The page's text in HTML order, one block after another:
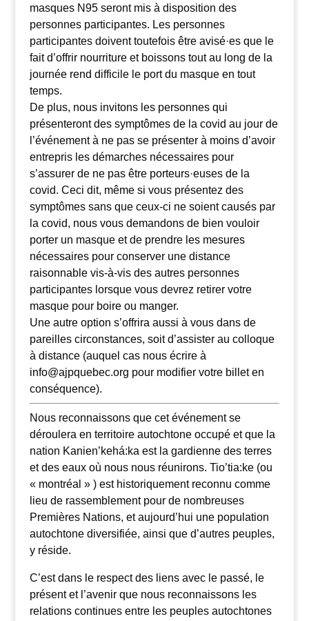
masques N95 seront mis à disposition des
personnes participantes. Les personnes
participantes doivent toutefois être avisé·es que le
fait d’offrir nourriture et boissons tout au long de la
journée rend difficile le port du masque en tout
temps.
De plus, nous invitons les personnes qui
présenteront des symptômes de la covid au jour de
l’événement à ne pas se présenter à moins d’avoir
entrepris les démarches nécessaires pour
s’assurer de ne pas être porteurs·euses de la
covid. Ceci dit, même si vous présentez des
symptômes sans que ceux-ci ne soient causés par
la covid, nous vous demandons de bien vouloir
porter un masque et de prendre les mesures
nécessaires pour conserver une distance
raisonnable vis-à-vis des autres personnes
participantes lorsque vous devrez retirer votre
masque pour boire ou manger.
Une autre option s’offrira aussi à vous dans de
pareilles circonstances, soit d’assister au colloque
à distance (auquel cas nous écrire à
info@ajpquebec.org pour modifier votre billet en
conséquence).
Nous reconnaissons que cet événement se
déroulera en territoire autochtone occupé et que la
nation Kanien’kehá:ka est la gardienne des terres
et des eaux où nous nous réunirons. Tio’tia:ke (ou
« montréal » ) est historiquement reconnu comme
lieu de rassemblement pour de nombreuses
Premières Nations, et aujourd’hui une population
autochtone diversifiée, ainsi que d’autres peuples,
y réside.
C’est dans le respect des liens avec le passé, le
présent et l’avenir que nous reconnaissons les
relations continues entre les peuples autochtones